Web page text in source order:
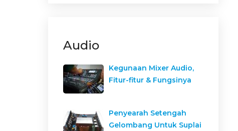
Audio
Kegunaan Mixer Audio,
Fitur-fitur & Fungsinya
Penyearah Setengah
Gelombang Untuk Suplai